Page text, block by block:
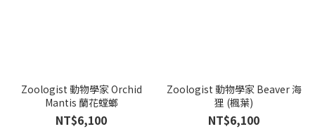
Zoologist 動物學家 Orchid
Mantis 蘭花螳螂
NT$6,100
Zoologist 動物學家 Beaver 海
狸 (楓葉)
NT$6,100